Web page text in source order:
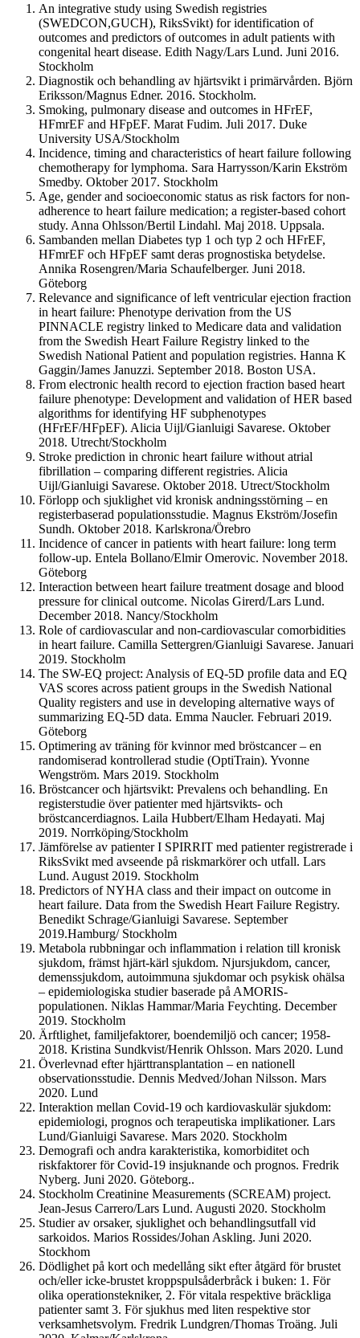
An integrative study using Swedish registries
(SWEDCON,GUCH), RiksSvikt) for identification of
outcomes and predictors of outcomes in adult patients with
congenital heart disease. Edith Nagy/Lars Lund. Juni 2016.
Stockholm
Diagnostik och behandling av hjärtsvikt i primärvården. Björn
Eriksson/Magnus Edner. 2016. Stockholm.
Smoking, pulmonary disease and outcomes in HFrEF,
HFmrEF and HFpEF. Marat Fudim. Juli 2017. Duke
University USA/Stockholm
Incidence, timing and characteristics of heart failure following
chemotherapy for lymphoma. Sara Harrysson/Karin Ekström
Smedby. Oktober 2017. Stockholm
Age, gender and socioeconomic status as risk factors for non-
adherence to heart failure medication; a register-based cohort
study. Anna Ohlsson/Bertil Lindahl. Maj 2018. Uppsala.
Sambanden mellan Diabetes typ 1 och typ 2 och HFrEF,
HFmrEF och HFpEF samt deras prognostiska betydelse.
Annika Rosengren/Maria Schaufelberger. Juni 2018.
Göteborg
Relevance and significance of left ventricular ejection fraction
in heart failure: Phenotype derivation from the US
PINNACLE registry linked to Medicare data and validation
from the Swedish Heart Failure Registry linked to the
Swedish National Patient and population registries. Hanna K
Gaggin/James Januzzi. September 2018. Boston USA.
From electronic health record to ejection fraction based heart
failure phenotype: Development and validation of HER based
algorithms for identifying HF subphenotypes
(HFrEF/HFpEF). Alicia Uijl/Gianluigi Savarese. Oktober
2018. Utrecht/Stockholm
Stroke prediction in chronic heart failure without atrial
fibrillation – comparing different registries. Alicia
Uijl/Gianluigi Savarese. Oktober 2018. Utrect/Stockholm
Förlopp och sjuklighet vid kronisk andningsstörning – en
registerbaserad populationsstudie. Magnus Ekström/Josefin
Sundh. Oktober 2018. Karlskrona/Örebro
Incidence of cancer in patients with heart failure: long term
follow-up. Entela Bollano/Elmir Omerovic. November 2018.
Göteborg
Interaction between heart failure treatment dosage and blood
pressure for clinical outcome. Nicolas Girerd/Lars Lund.
December 2018. Nancy/Stockholm
Role of cardiovascular and non-cardiovascular comorbidities
in heart failure. Camilla Settergren/Gianluigi Savarese. Januari
2019. Stockholm
The SW-EQ project: Analysis of EQ-5D profile data and EQ
VAS scores across patient groups in the Swedish National
Quality registers and use in developing alternative ways of
summarizing EQ-5D data. Emma Naucler. Februari 2019.
Göteborg
Optimering av träning för kvinnor med bröstcancer – en
randomiserad kontrollerad studie (OptiTrain). Yvonne
Wengström. Mars 2019. Stockholm
Bröstcancer och hjärtsvikt: Prevalens och behandling. En
registerstudie över patienter med hjärtsvikts- och
bröstcancerdiagnos. Laila Hubbert/Elham Hedayati. Maj
2019. Norrköping/Stockholm
Jämförelse av patienter I SPIRRIT med patienter registrerade i
RiksSvikt med avseende på riskmarkörer och utfall. Lars
Lund. August 2019. Stockholm
Predictors of NYHA class and their impact on outcome in
heart failure. Data from the Swedish Heart Failure Registry.
Benedikt Schrage/Gianluigi Savarese. September
2019.Hamburg/ Stockholm
Metabola rubbningar och inflammation i relation till kronisk
sjukdom, främst hjärt-kärl sjukdom. Njursjukdom, cancer,
demenssjukdom, autoimmuna sjukdomar och psykisk ohälsa
– epidemiologiska studier baserade på AMORIS-
populationen. Niklas Hammar/Maria Feychting. December
2019. Stockholm
Ärftlighet, familjefaktorer, boendemiljö och cancer; 1958-
2018. Kristina Sundkvist/Henrik Ohlsson. Mars 2020. Lund
Överlevnad efter hjärttransplantation – en nationell
observationsstudie. Dennis Medved/Johan Nilsson. Mars
2020. Lund
Interaktion mellan Covid-19 och kardiovaskulär sjukdom:
epidemiologi, prognos och terapeutiska implikationer. Lars
Lund/Gianluigi Savarese. Mars 2020. Stockholm
Demografi och andra karakteristika, komorbiditet och
riskfaktorer för Covid-19 insjuknande och prognos. Fredrik
Nyberg. Juni 2020. Göteborg..
Stockholm Creatinine Measurements (SCREAM) project.
Jean-Jesus Carrero/Lars Lund. Augusti 2020. Stockholm
Studier av orsaker, sjuklighet och behandlingsutfall vid
sarkoidos. Marios Rossides/Johan Askling. Juni 2020.
Stockhom
Dödlighet på kort och medellång sikt efter åtgärd för brustet
och/eller icke-brustet kroppspulsåderbråck i buken: 1. För
olika operationstekniker, 2. För vitala respektive bräckliga
patienter samt 3. För sjukhus med liten respektive stor
verksamhetsvolym. Fredrik Lundgren/Thomas Troäng. Juli